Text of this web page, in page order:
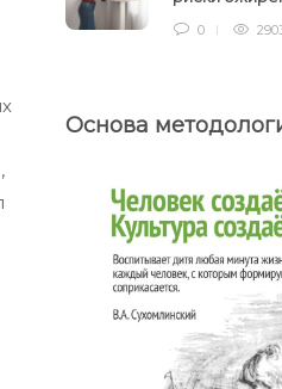
0
Основа